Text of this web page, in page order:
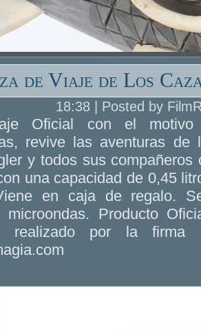
de Viaje de Los
18:38 | Posted by
Oficial con el
revive las aventuras de
y todos sus compañeros
una capacidad de 0,45
en caja de regalo.
Producto
realizado por la firma